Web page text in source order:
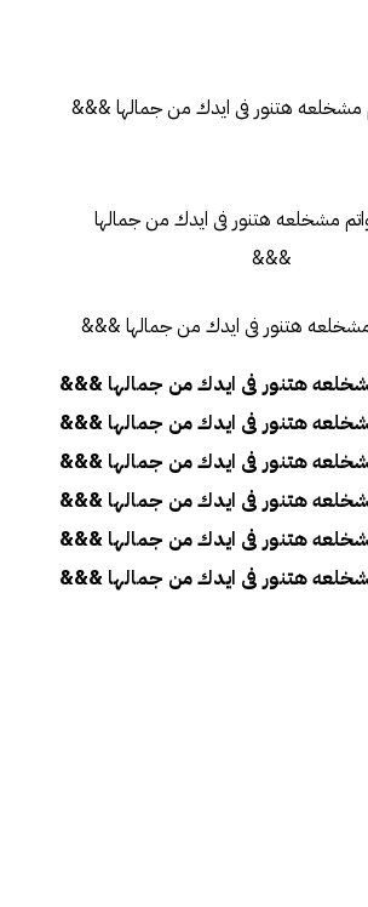
هتنور فى ايدك من جمالها &&&
هتنور فى ايدك من جمالها &&&
هتنور فى ايدك من جمالها &&&
هتنور فى ايدك من جمالها &&&
هتنور فى ايدك من جمالها &&&
هتنور فى ايدك من جمالها &&&
هتنور فى ايدك من جمالها &&&